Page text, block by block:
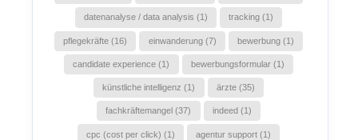
datenanalyse / data analysis (1) tracking (1)
pflegekräfte (16) einwanderung (7) bewerbung (1)
candidate experience (1) bewerbungsformular (1)
künstliche intelligenz (1) ärzte (35)
fachkräftemangel (37) indeed (1)
cpc (cost per click) (1) agentur support (1)